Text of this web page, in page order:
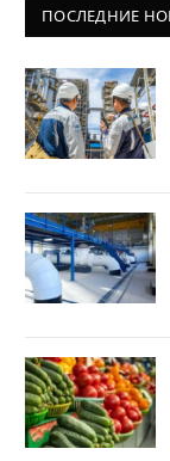
ПОСЛЕДНИЕ